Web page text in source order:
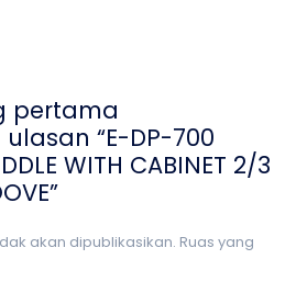
pertama
“E-DP-700
WITH CABINET 2/3
akan dipublikasikan. Ruas yang